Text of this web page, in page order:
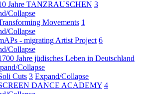
Jahre TANZRAUSCHEN 3
Collapse
Movements 1
Collapse
- migrating Artist Project 6
Collapse
Jahre jüdisches Leben in Deutschland
Collapse
Cuts 3 Expand/Collapse
DANCE ACADEMY 4